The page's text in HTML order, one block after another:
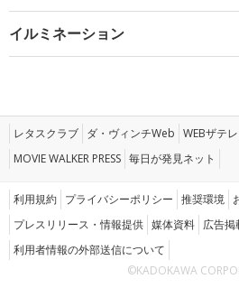
イルミネーション
レタスクラブ ダ・ヴィンチWeb WEBザテ
MOVIE WALKER PRESS 毎日が発見ネット
利用規約 プライバシーポリシー 推奨環境
プレスリリース・情報提供 媒体資料 広告掲
利用者情報の外部送信について
©KADOKAWA